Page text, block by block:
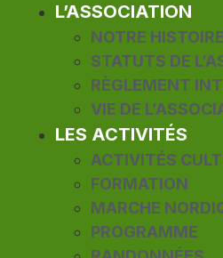
L’ASSOCIATION
NOTRE HISTOIRE
STATUTS DE
RÈGLEMENT
VIE DE
LES ACTIVITÉS
ACTIVITÉS
FORMATION
MARCHE
PROGRAMME